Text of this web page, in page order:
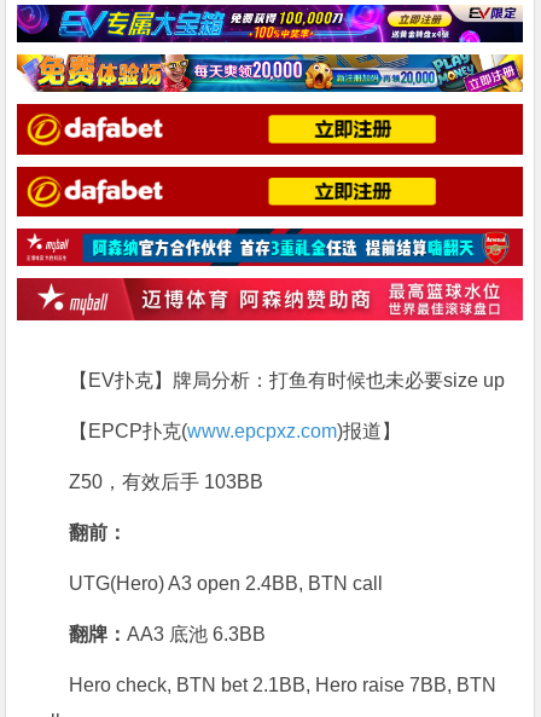
【EV扑克】牌局分析：打鱼有时候也未必要size up
【EPCP扑克(www.epcpxz.com)报道】
Z50，有效后手 103BB
翻前：
UTG(Hero) A3 open 2.4BB, BTN call
翻牌：AA3 底池 6.3BB
Hero check, BTN bet 2.1BB, Hero raise 7BB, BTN